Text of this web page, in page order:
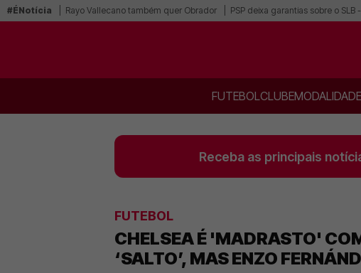
#ÉNotícia Rayo Vallecano também quer Obrador PSP deixa garantias sobre o
FUTEBOLCLUBE
Receba as principais
FUTEBOL
CHELSEA É 'MADRASTO'
‘SALTO’, MAS ENZO